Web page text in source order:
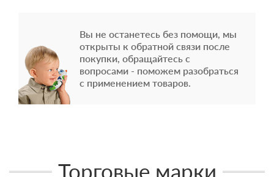
Вы не останетесь без помощи, мы
открыты к обратной связи после
покупки, обращайтесь с
вопросами - поможем разобраться
с применением товаров.
Торговые марки